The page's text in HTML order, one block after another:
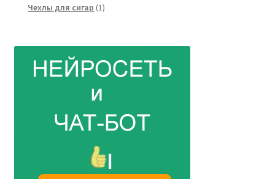
товар
Чехлы для сигар 11